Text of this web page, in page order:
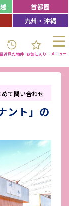
首都圏
九州・沖縄
最近見た物件 お気に入り メニュー
めて問い合わせ
ント」の